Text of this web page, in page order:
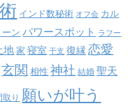
インド数秘術 オフ会 カル
ン パワースポット ラフー
地 家 寝室 干支 復縁 恋愛
玄関 相性 神社 結婚 聖天
取り 願いが叶う